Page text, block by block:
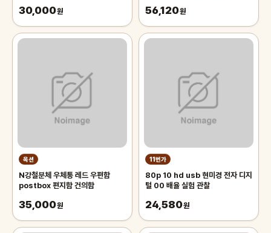
30,000원 56,120원
옥션
N강철분체 우체통 레드 우편함
postbox 편지함 건의함
35,000원
11번가
80p 10 hd usb 현미경 전자 디지
털 00 배율 실험 관찰
24,580원